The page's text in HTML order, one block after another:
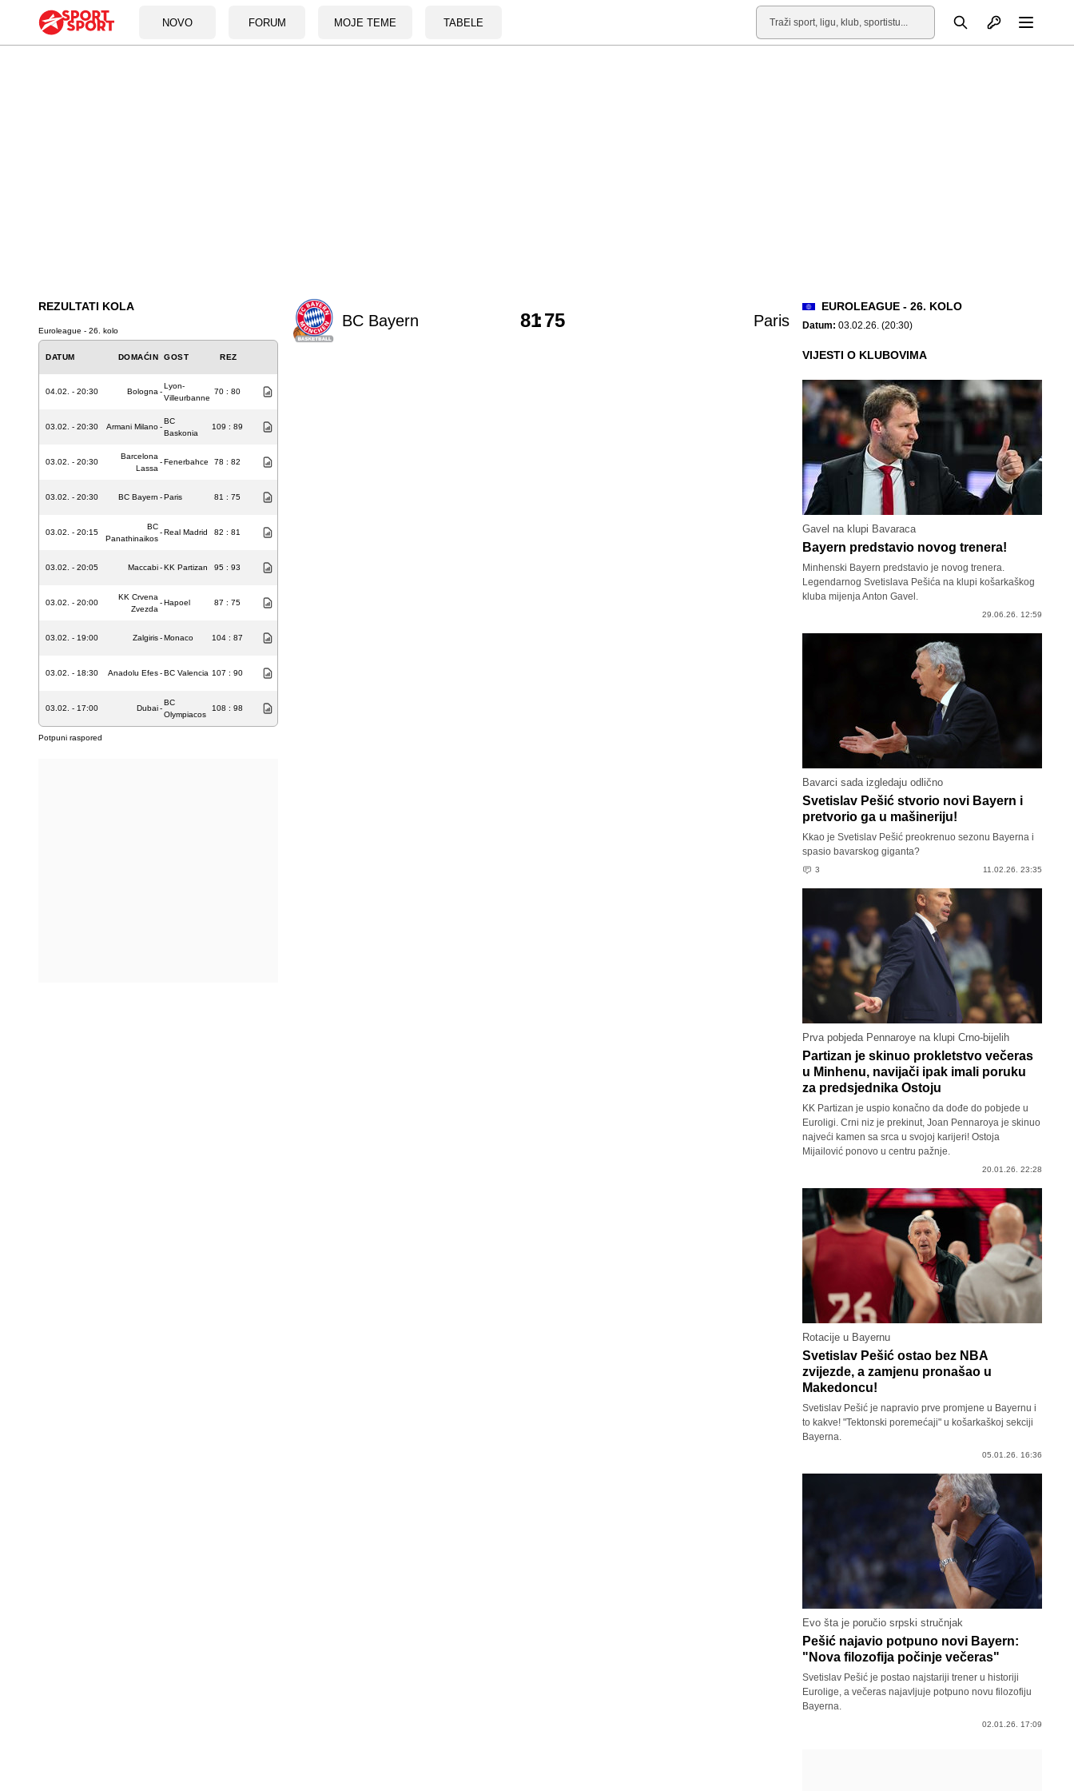
NOVO FORUM MOJE TEME TABELE
Pretraga Otvori profil
REZULTATI KOLA
Euroleague - 26. kolo
DATUM DOMAĆIN GOST REZ
04.02. - 20:30 Bologna -
Lyon-
Villeurbanne
70 : 80
03.02. - 20:30 Armani Milano-
BC
Baskonia
109 : 89
03.02. - 20:30
Barcelona
Lassa
-Fenerbahce 78 : 82
03.02. - 20:30 BC Bayern -Paris 81 : 75
03.02. - 20:15
BC
Panathinaikos
-Real Madrid 82 : 81
03.02. - 20:05 Maccabi-KK Partizan 95 : 93
03.02. - 20:00
KK Crvena
Zvezda
-Hapoel 87 : 75
03.02. - 19:00 Zalgiris-Monaco 104 : 87
03.02. - 18:30 Anadolu Efes-BC Valencia 107 : 90
03.02. - 17:00 Dubai-
BC
Olympiacos
108 : 98
Potpuni raspored
BC Bayern Paris
81
:75
EUROLEAGUE - 26. KOLO
Datum: 03.02.26. (20:30)
VIJESTI O KLUBOVIMA
Gavel na klupi Bavaraca
Bayern predstavio novog trenera!
Minhenski Bayern predstavio je novog trenera.
Legendarnog Svetislava Pešića na klupi košarkaškog
kluba mijenja Anton Gavel.
29.06.26. 12:59
Bavarci sada izgledaju odlično
Svetislav Pešić stvorio novi Bayern i
pretvorio ga u mašineriju!
Kkao je Svetislav Pešić preokrenuo sezonu Bayerna i
spasio bavarskog giganta?
3 11.02.26. 23:35
Prva pobjeda Pennaroye na klupi Crno-bijelih
Partizan je skinuo prokletstvo večeras
u Minhenu, navijači ipak imali poruku
za predsjednika Ostoju
KK Partizan je uspio konačno da dođe do pobjede u
Euroligi. Crni niz je prekinut, Joan Pennaroya je skinuo
najveći kamen sa srca u svojoj karijeri! Ostoja
Mijailović ponovo u centru pažnje.
20.01.26. 22:28
Rotacije u Bayernu
Svetislav Pešić ostao bez NBA
zvijezde, a zamjenu pronašao u
Makedoncu!
Svetislav Pešić je napravio prve promjene u Bayernu i
to kakve! "Tektonski poremećaji" u košarkaškoj sekciji
Bayerna.
05.01.26. 16:36
Evo šta je poručio srpski stručnjak
Pešić najavio potpuno novi Bayern:
"Nova filozofija počinje večeras"
Svetislav Pešić je postao najstariji trener u historiji
Eurolige, a večeras najavljuje potpuno novu filozofiju
Bayerna.
02.01.26. 17:09